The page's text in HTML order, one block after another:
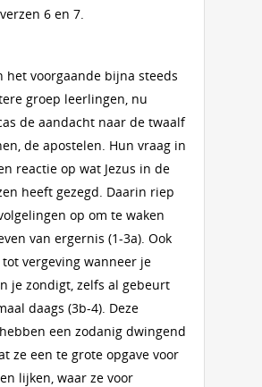
6 en 7.
het voorgaande bijna steeds
groep leerlingen, nu
de aandacht naar de twaalf
de apostelen. Hun vraag in
reactie op wat Jezus in de
heeft gezegd. Daarin riep
op om te waken
van ergernis (1-3a). Ook
vergeving wanneer je
je zondigt, zelfs al gebeurt
daags (3b-4). Deze
een zodanig dwingend
ze een te grote opgave voor
lijken, waar ze voor